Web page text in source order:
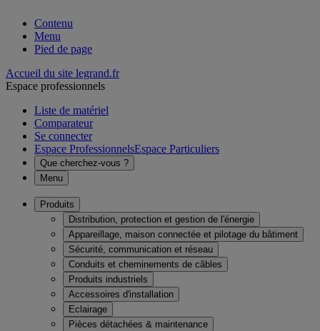
Contenu
Menu
Pied de page
Accueil du site legrand.fr
Espace professionnels
Liste de matériel
Comparateur
Se connecter
Espace ProfessionnelsEspace Particuliers
Que cherchez-vous ?
Menu
Produits
Distribution, protection et gestion de l'énergie
Appareillage, maison connectée et pilotage du bâtiment
Sécurité, communication et réseau
Conduits et cheminements de câbles
Produits industriels
Accessoires d'installation
Eclairage
Pièces détachées & maintenance